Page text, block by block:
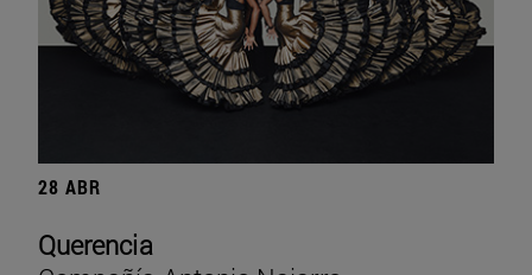
28 ABR
Querencia